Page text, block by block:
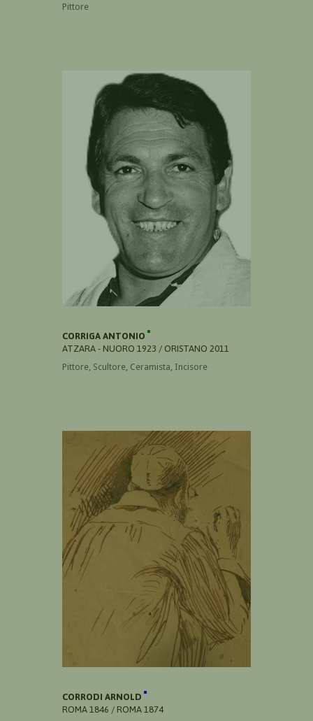
Pittore
CORRIGA ANTONIO
ATZARA - NUORO 1923 / ORISTANO 2011
Pittore, Scultore, Ceramista, Incisore
CORRODI ARNOLD
ROMA 1846 / ROMA 1874